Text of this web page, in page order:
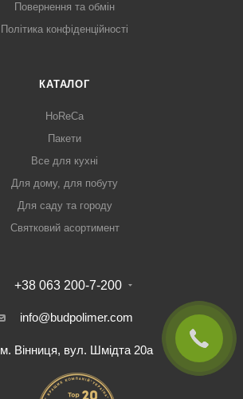
Повернення та обмін
Політика конфіденційності
КАТАЛОГ
HoReCa
Пакети
Все для кухні
Для дому, для побуту
Для саду та городу
Святковий асортимент
+38 063 200-7-200
info@budpolimer.com
м. Вінниця, вул. Шмідта 20а